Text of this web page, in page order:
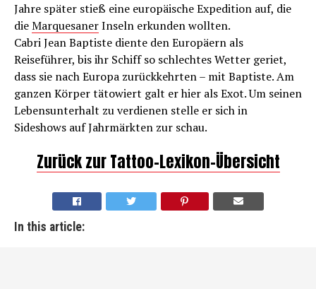
Jahre später stieß eine europäische Expedition auf, die
dieMarquesanerInseln erkunden wollten.
Cabri Jean Baptiste diente den Europäern als
Reiseführer, bis ihr Schiff so schlechtes Wetter geriet,
dass sie nach Europa zurückkehrten – mit Baptiste. Am
ganzen Körper tätowiert galt er hier als Exot. Um seinen
Lebensunterhalt zu verdienen stelle er sich in
Sideshows auf Jahrmärkten zur schau.
Zurück zur Tattoo-Lexikon-Übersicht
In this article: